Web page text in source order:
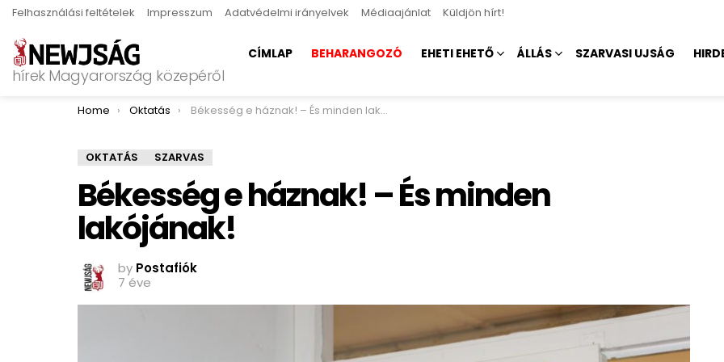
Felhasználási feltételek Impresszum Adatvédelmi irányelvek Médiaajánlat Küldjön hírt!
hírek Magyarország közepéről
CÍMLAP BEHARANGOZÓ EHETI EHETŐ ÁLLÁS SZARVASI UJSÁG
You are here:
Home Oktatás Békesség e háznak! – És minden lakójának!
OKTATÁS SZARVAS
Békesség e háznak! – És minden
lakójának!
by Postafiók
7 éve